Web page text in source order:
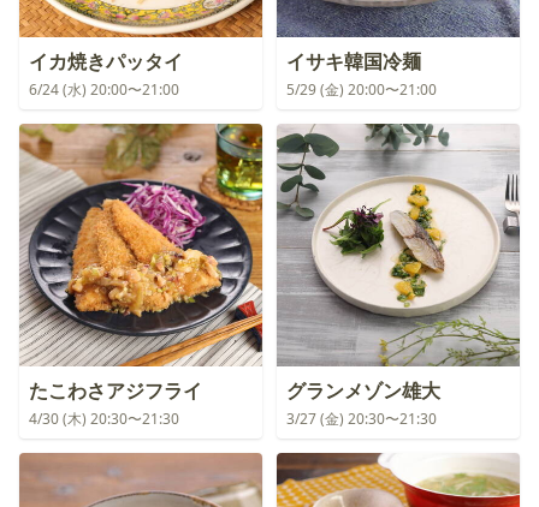
イカ焼きパッタイ
6/24 (水) 20:00〜21:00
イサキ韓国冷麺
5/29 (金) 20:00〜21:00
たこわさアジフライ
4/30 (木) 20:30〜21:30
グランメゾン雄大
3/27 (金) 20:30〜21:30